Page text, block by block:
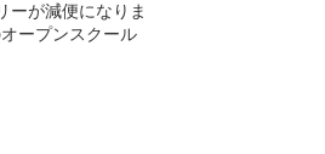
ーが減便になりま
ープンスクール